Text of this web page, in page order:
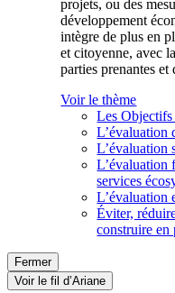
projets, ou des
développement
intègre de plus en
et citoyenne, avec
parties prenantes et
Voir le thème
Les
L’évaluation
L’évaluation
L’évaluation
services
L’évaluation
Éviter,
construire en
Fermer
Voir le fil d’Ariane